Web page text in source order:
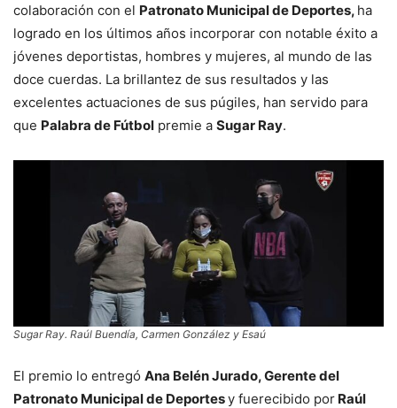
colaboración con el Patronato Municipal de Deportes, ha
logrado en los últimos años incorporar con notable éxito a
jóvenes deportistas, hombres y mujeres, al mundo de las
doce cuerdas. La brillantez de sus resultados y las
excelentes actuaciones de sus púgiles, han servido para
que Palabra de Fútbol premie a Sugar Ray.
Sugar Ray. Raúl Buendía, Carmen González y Esaú
El premio lo entregó Ana Belén Jurado, Gerente del
Patronato Municipal de Deportesy fuerecibido por Raúl